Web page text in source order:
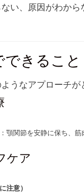
い、原因がわか
きること
うなアプローチが
顎関節を安静に保ち、筋
ケア
注意）